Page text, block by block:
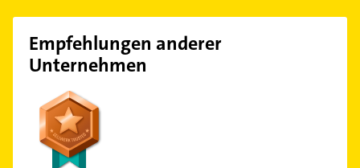
Empfehlungen anderer
Unternehmen